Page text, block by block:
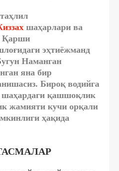
шаҳарлари ва
Қарши
эҳтиёжманд
Наманган
яна бир
Бироқ водийга
қашшоқлик
жамияти кучи орқали
ҳақида